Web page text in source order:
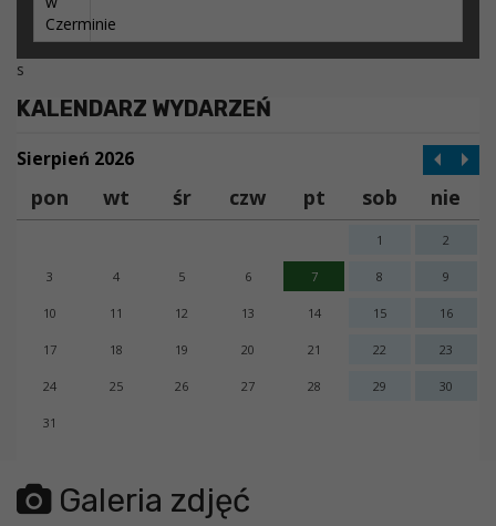
s
KALENDARZ WYDARZEŃ
Sierpień 2026
pon wt śr czw pt sob nie
1 2
3 4 5 6 7 8 9
10 11 12 13 14 15 16
17 18 19 20 21 22 23
24 25 26 27 28 29 30
31
error getting json:
Galeria zdjęć